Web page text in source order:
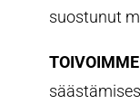
suostunut
TOIVOIMME